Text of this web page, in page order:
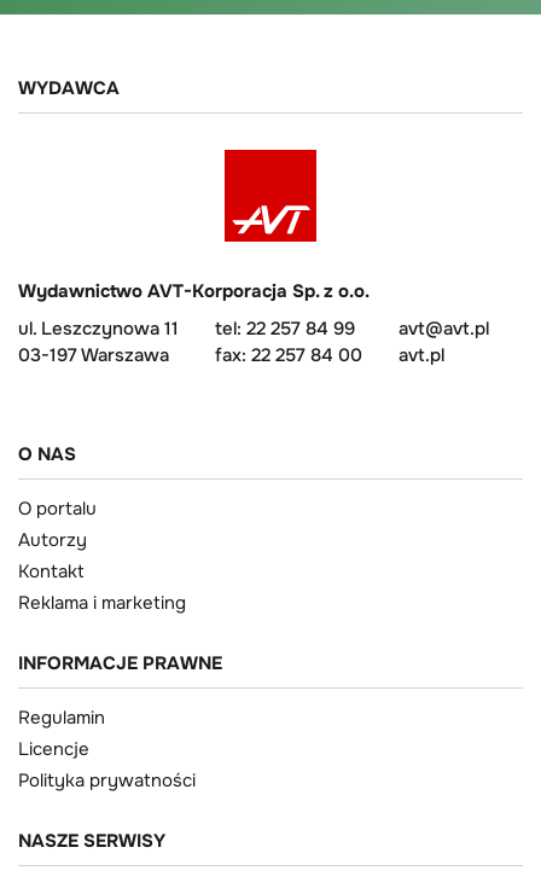
WYDAWCA
Wydawnictwo AVT-Korporacja Sp. z o.o.
ul. Leszczynowa 11
03-197 Warszawa
tel: 22 257 84 99
fax: 22 257 84 00
avt@avt.pl
avt.pl
O NAS
O portalu
Autorzy
Kontakt
Reklama i marketing
INFORMACJE PRAWNE
Regulamin
Licencje
Polityka prywatności
NASZE SERWISY